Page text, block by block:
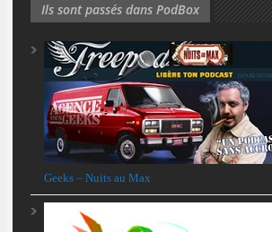
Ils sont passés dans PodBox
Geeks – Nuits au Max